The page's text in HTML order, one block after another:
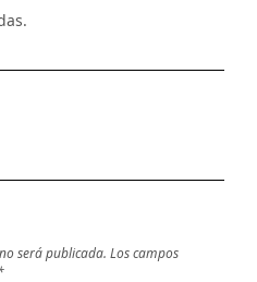
será publicada. Los campos